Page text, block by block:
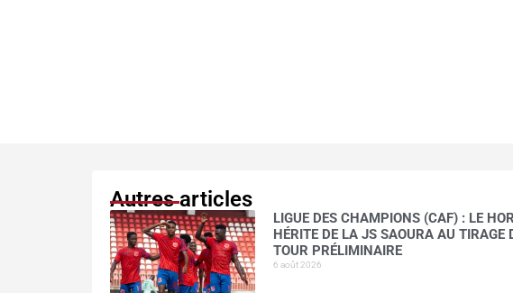
Autres articles
LIGUE DES CHAMPIONS (CAF) : LE
HÉRITE DE LA JS SAOURA AU TIRAGE
TOUR PRÉLIMINAIRE
6 août 2026